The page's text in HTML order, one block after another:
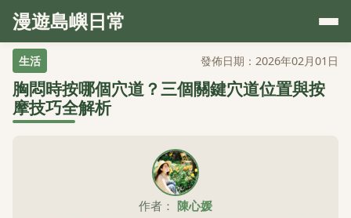
漫遊島嶼日常
生活 發佈日期：2026年02月01日
胸悶時按哪個穴道？三個關鍵穴道位置與按
摩技巧全解析
作者： 陳心媛